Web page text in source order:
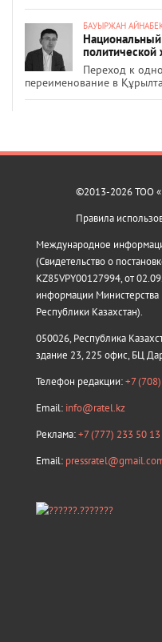
БАУЫРЖАН
Национальный
политической
Переход к
переименование в
©2013-2026 ТОО
Правила
Международное
(Свидетельство о
KZ85VPY00127994, от
информации
Республики Казахстан).
050026, Республика
здание 23, 225 офис, БЦ
Телефон редакции:+7
Email: info@ratel.kz
Реклама:+7 (777) 233 50 13
Email: